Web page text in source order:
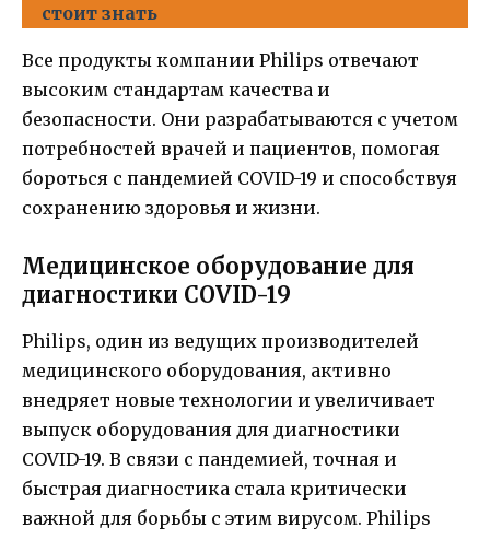
стоит знать
Все продукты компании Philips отвечают
высоким стандартам качества и
безопасности. Они разрабатываются с учетом
потребностей врачей и пациентов, помогая
бороться с пандемией COVID-19 и способствуя
сохранению здоровья и жизни.
Медицинское оборудование для
диагностики COVID-19
Philips, один из ведущих производителей
медицинского оборудования, активно
внедряет новые технологии и увеличивает
выпуск оборудования для диагностики
COVID-19. В связи с пандемией, точная и
быстрая диагностика стала критически
важной для борьбы с этим вирусом. Philips